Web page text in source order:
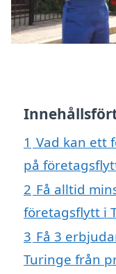
1 Vad kan ett
på
2 Få alltid
företagsflytt i
3 Få 3
Turinge från